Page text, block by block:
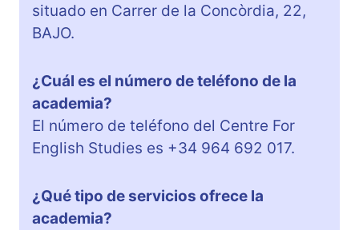
situado en Carrer de la Concòrdia, 22,
BAJO.
¿Cuál es el número de teléfono de la
academia?
El número de teléfono del Centre For
English Studies es +34 964 692 017.
¿Qué tipo de servicios ofrece la
academia?